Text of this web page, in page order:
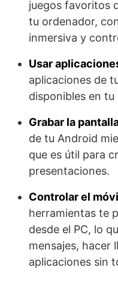
juegos favoritos
tu ordenador,
inmersiva y
Usar
aplicaciones de
disponibles en tu
Grabar la
de tu Android
que es útil para
presentaciones.
Controlar el
herramientas te
desde el PC, lo
mensajes, hacer
aplicaciones sin